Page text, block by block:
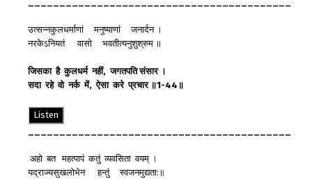
उत्सन्नकुलधर्माणां मनुष्याणां जनार्दन ।
नरकेऽनियतं वासो भवतीत्यनुशुश्रुम ॥
जिसका है कुलधर्म नहीं,जगतपति संसार ।
सदा रहे वो नर्क में,ऐसा करे प्रचार ॥1-44 ॥
Listen
अहो बत महत्पापं कतुं व्यवसिता वयम् ।
यद्राज्यसुखलोभेन हन्तुं स्वजनमुद्यता:॥